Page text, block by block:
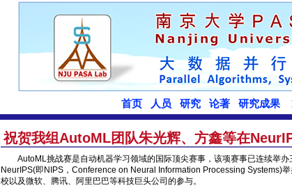
祝贺我组AutoML团队朱光辉、方鑫等在
AutoML挑战赛是自动机器学习领域的国际顶尖赛事，该项赛事已连续举
NeurIPS(即NIPS，Conference on Neural Information Processing Systems)
校以及微软、腾讯、阿里巴巴等科技巨头公司的参与。